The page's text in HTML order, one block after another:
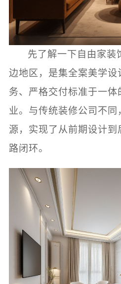
先了解一下自由家装
边地区，是集全案美学设
务、严格交付标准于一
业。与传统装修公司不
源，实现了从前期设计
路闭环。